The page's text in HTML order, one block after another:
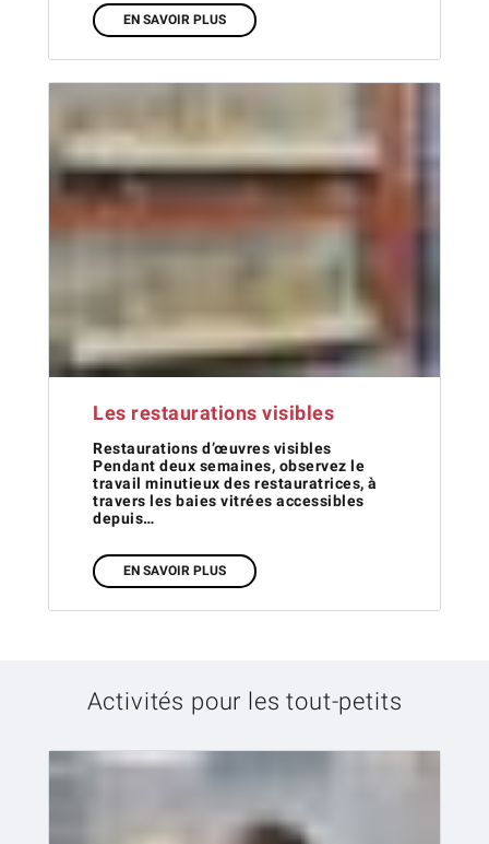
EN SAVOIR PLUS
Les restaurations visibles
Restaurations d’œuvres visibles
Pendant deux semaines, observez le
travail minutieux des restauratrices, à
travers les baies vitrées accessibles
depuis…
EN SAVOIR PLUS
Activités pour les tout-petits